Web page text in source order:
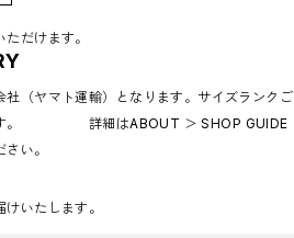
だけます。
（ヤマト運輸）となります。サイズランクご
ます。 詳細はABOUT ＞ SHOP GUIDE
い。
いたします。